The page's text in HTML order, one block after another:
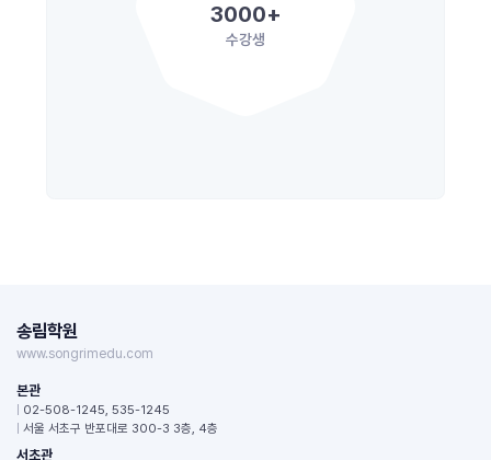
3000+
수강생
송림학원
www.songrimedu.com
본관
02-508-1245, 535-1245
서울 서초구 반포대로 300-3 3층, 4층
서초관